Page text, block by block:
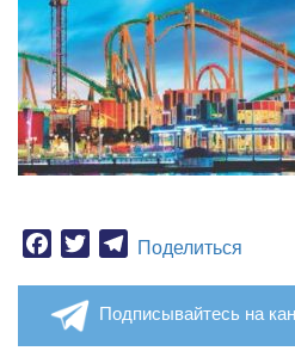
Facebook
TwitterTelegram
Поделиться
Подписывайтесь на